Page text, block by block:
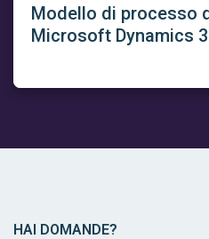
Modello di processo
Microsoft Dynamics
HAI DOMANDE?